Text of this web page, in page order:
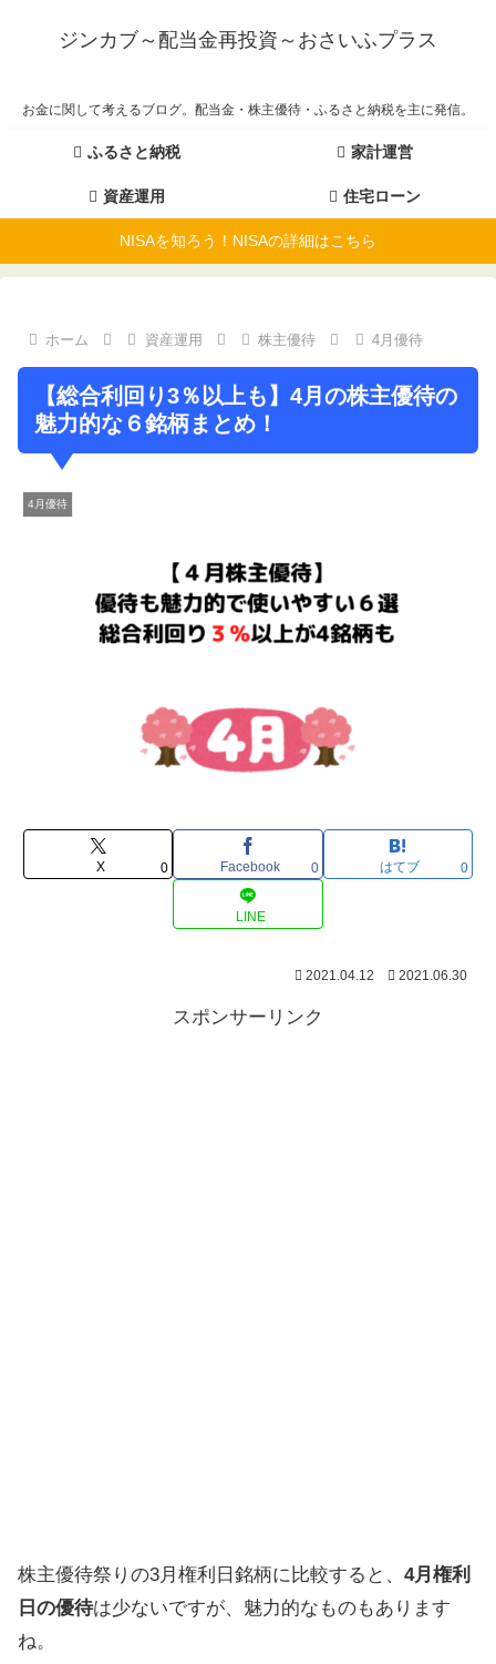
ジンカブ～配当金再投資～おさいふプラス
お金に関して考えるブログ。配当金・株主優待・ふるさと納税を主に発信。
ふるさと納税 家計運営
資産運用 住宅ローン
NISAを知ろう！NISAの詳細はこちら
ホーム 資産運用 株主優待 4月優待
【総合利回り3％以上も】4月の株主優待の
魅力的な６銘柄まとめ！
4月優待
X 0 Facebook 0 はてブ 0
LINE
2021.04.12 2021.06.30
スポンサーリンク
株主優待祭りの3月権利日銘柄に比較すると、 4月権利
日の優待は少ないですが、魅力的なものもあります
ね。